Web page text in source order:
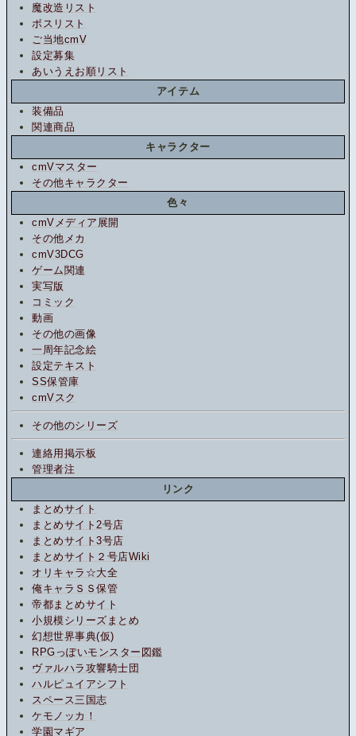
魔改造リスト
ボスリスト
ご当地cmV
設定募集
あいうえお順リスト
アイテム
装備品
関連商品
キャラクター
cmVマスター
その他キャラクター
色々
cmVメディア展開
その他メカ
cmV3DCG
ゲーム関連
実写版
コミック
動画
その他の画像
一周年記念絵
設定テキスト
SS保管庫
cmVスク
その他のシリーズ
連絡用掲示板
管理者注
リンク
まとめサイト
まとめサイト2号店
まとめサイト3号店
まとめサイト２号店Wiki
オリキャラ☆大全
俺キャラＳＳ保管
帝都まとめサイト
小規模シリーズまとめ
幻想世界事典(仮)
RPGっぽいモンスター図鑑
ヴァルハラ攻響騎士団
ハルピュイアシフト
スペース三国志
ケモノッカ！
学園マギア